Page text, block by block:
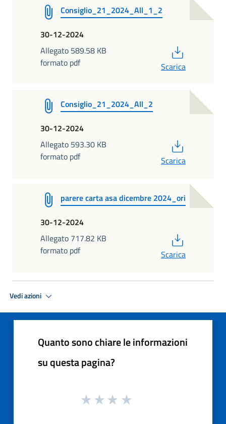
Consiglio_21_2024_All_1_2
30-12-2024
Allegato 589.58 KB
formato pdf
Scarica
Consiglio_21_2024_All_2
30-12-2024
Allegato 593.30 KB
formato pdf
Scarica
parere carta asa dicembre 2024_ori
30-12-2024
Allegato 717.82 KB
formato pdf
Scarica
Vedi azioni
Quanto sono chiare le informazioni
su questa pagina?